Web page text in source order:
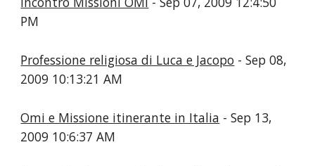
PM
Professione religiosa di Luca e Jacopo - Sep 08,
2009 10:13:21 AM
Omi e Missione itinerante in Italia - Sep 13,
2009 10:6:37 AM